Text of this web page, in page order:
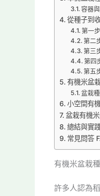
容器
從種子到
第一
第二
第三
第四
第五
有機米盆
盆栽
小空間有
盆栽有機
總結與實
常見問答
有機米盆栽
許多人認為